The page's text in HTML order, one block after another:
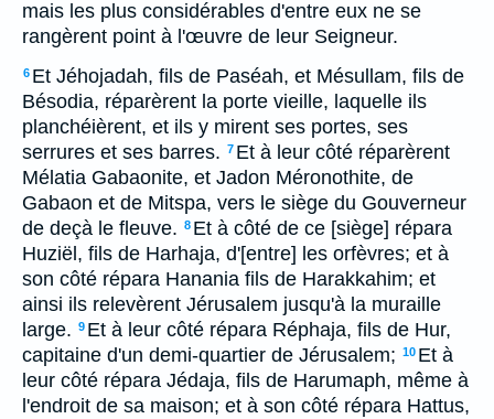
mais les plus considérables d'entre eux ne se
rangèrent point à l'œuvre de leur Seigneur.
6 Et Jéhojadah, fils de Paséah, et Mésullam, fils de
Bésodia, réparèrent la porte vieille, laquelle ils
planchéièrent, et ils y mirent ses portes, ses
serrures et ses barres. 7 Et à leur côté réparèrent
Mélatia Gabaonite, et Jadon Méronothite, de
Gabaon et de Mitspa, vers le siège du Gouverneur
de deçà le fleuve. 8 Et à côté de ce [siège] répara
Huziël, fils de Harhaja, d'[entre] les orfèvres; et à
son côté répara Hanania fils de Harakkahim; et
ainsi ils relevèrent Jérusalem jusqu'à la muraille
large. 9 Et à leur côté répara Réphaja, fils de Hur,
capitaine d'un demi-quartier de Jérusalem; 10 Et à
leur côté répara Jédaja, fils de Harumaph, même à
l'endroit de sa maison; et à son côté répara Hattus,